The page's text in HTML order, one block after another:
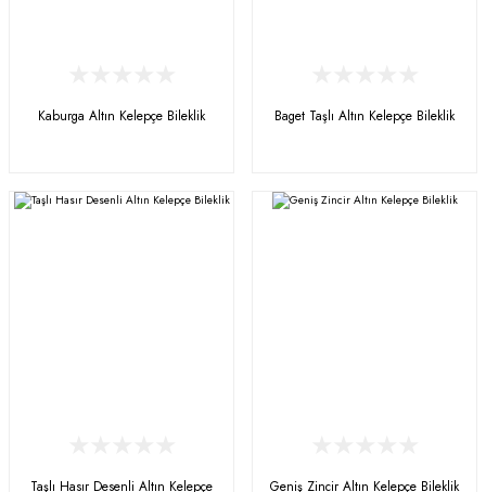
Kaburga Altın Kelepçe Bileklik Baget Taşlı Altın Kelepçe Bileklik
Taşlı Hasır Desenli Altın Kelepçe
Geniş Zincir Altın Kelepçe Bileklik